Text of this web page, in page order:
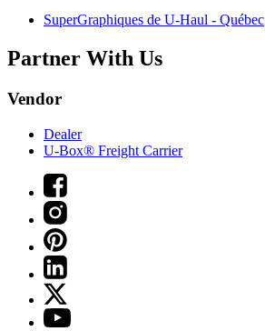
SuperGraphiques de U-Haul - Québec
Partner With Us
Vendor
Dealer
U-Box® Freight Carrier